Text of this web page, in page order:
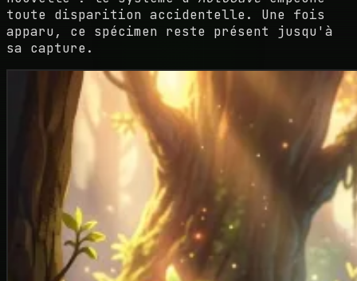
toute disparition accidentelle. Une fois
apparu, ce spécimen reste présent jusqu'à
sa capture.